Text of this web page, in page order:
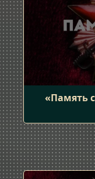
«Память